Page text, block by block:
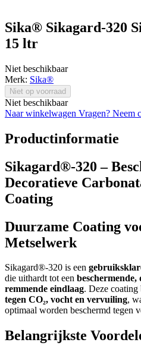
Sika® Sikagard-320
15 ltr
Niet beschikbaar
Merk: Sika®
Niet op voorraad
Niet beschikbaar
Naar winkelwagen Vragen? Neem
Productinformatie
Sikagard®-320 –
Decoratieve
Coating
Duurzame Coating
Metselwerk
Sikagard®-320 is een
die uithardt tot een beschermende,
remmende eindlaag. Deze coating
tegen CO₂, vocht en vervuiling,
optimaal worden beschermd tegen
Belangrijkste